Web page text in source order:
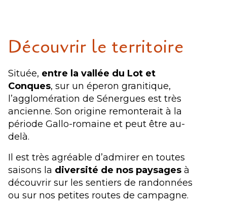
Découvrir le territoire
Située, entre la vallée du Lot et
Conques, sur un éperon granitique,
l’agglomération de Sénergues est très
ancienne. Son origine remonterait à la
période Gallo-romaine et peut être au-
delà.
Il est très agréable d’admirer en toutes
saisons la diversité de nos paysages à
découvrir sur les sentiers de randonnées
ou sur nos petites routes de campagne.